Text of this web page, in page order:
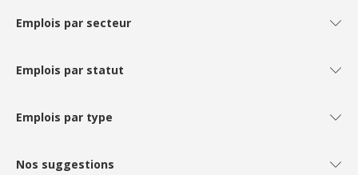
Emplois par secteur
Emplois par statut
Emplois par type
Nos suggestions